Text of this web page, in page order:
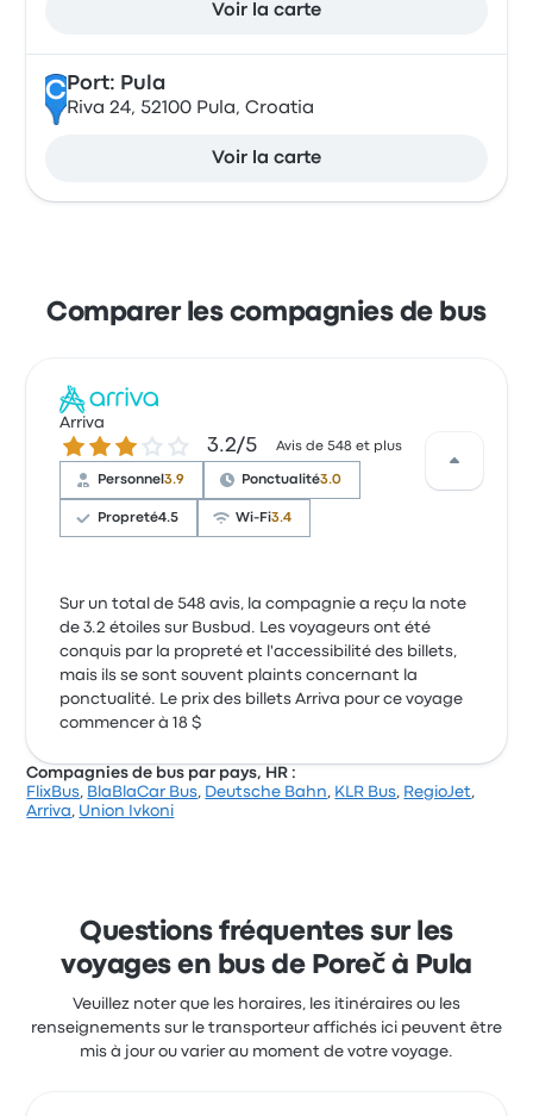
Voir la carte
CPort: Pula
Riva 24, 52100 Pula, Croatia
Voir la carte
Comparer les compagnies de bus
Arriva
3.2 sur 5 étoiles 3.2/5 Avis de 548 et plus
Personnel3.9 Ponctualité3.0
Propreté4.5 Wi-Fi3.4
Sur un total de 548 avis, la compagnie a reçu la note
de 3.2 étoiles sur Busbud. Les voyageurs ont été
conquis par la propreté et l'accessibilité des billets,
mais ils se sont souvent plaints concernant la
ponctualité. Le prix des billets Arriva pour ce voyage
commencer à 18 $
Compagnies de bus par pays, HR :
FlixBus, BlaBlaCar Bus, Deutsche Bahn, KLR Bus, RegioJet,
Arriva, Union Ivkoni
Questions fréquentes sur les
voyages en bus de Poreč à Pula
Veuillez noter que les horaires, les itinéraires ou les
renseignements sur le transporteur affichés ici peuvent être
mis à jour ou varier au moment de votre voyage.